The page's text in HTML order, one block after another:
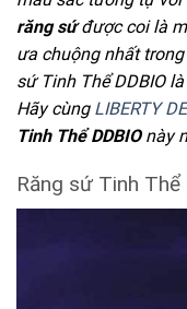
răng sứđược coi là
ưa chuộng nhất
sứ Tinh Thể DDBIO
Hãy cùng LIBERTY
Tinh Thể DDBIOnày
Răng sứ Tinh Thể